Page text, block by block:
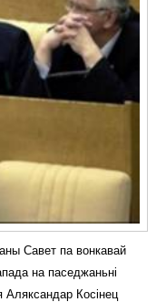
Савет па вонкавай
на паседжаньні
Аляксандар Косінец